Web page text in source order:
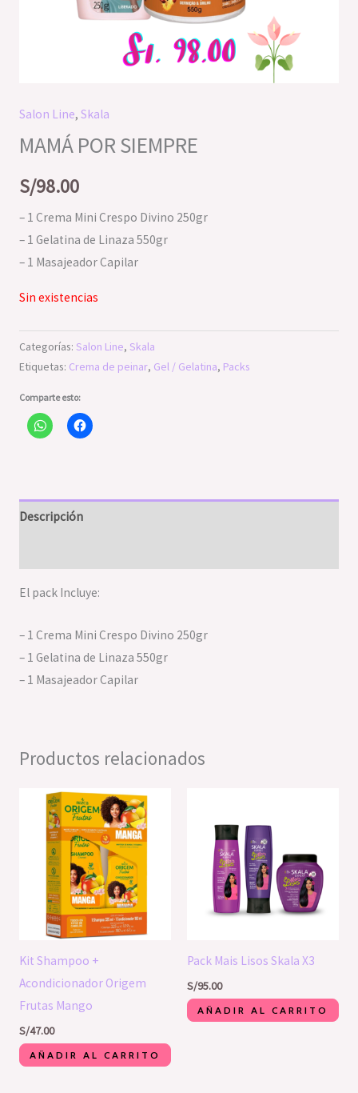
Salon Line, Skala
MAMÁ POR SIEMPRE
S/98.00
– 1 Crema Mini Crespo Divino 250gr
– 1 Gelatina de Linaza 550gr
– 1 Masajeador Capilar
Sin existencias
Categorías: Salon Line, Skala
Etiquetas: Crema de peinar, Gel / Gelatina, Packs
Comparte esto:
Descripción
El pack Incluye:
– 1 Crema Mini Crespo Divino 250gr
– 1 Gelatina de Linaza 550gr
– 1 Masajeador Capilar
Productos relacionados
Kit Shampoo +
Acondicionador Origem
Frutas Mango
S/47.00
AÑADIR AL CARRITO
Pack Mais Lisos Skala X3
S/95.00
AÑADIR AL CARRITO